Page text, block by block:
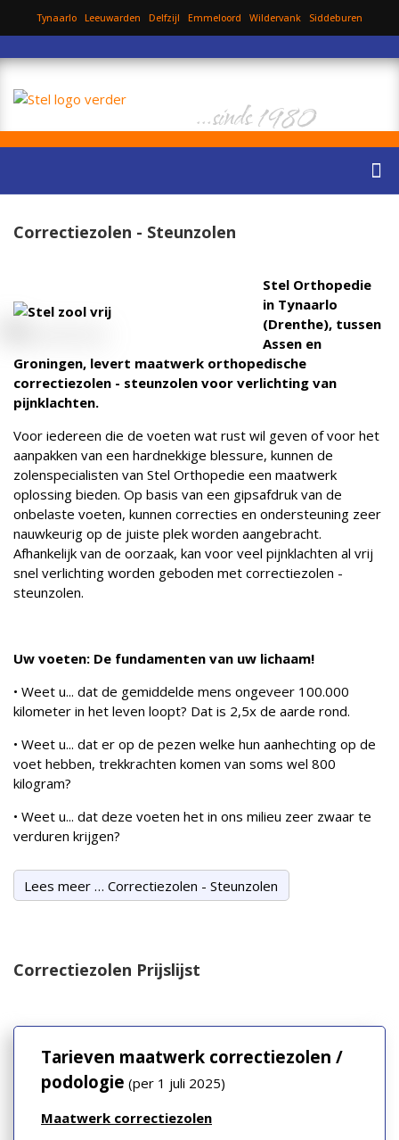
Tynaarlo Leeuwarden Delfzijl Emmeloord Wildervank Siddeburen
...sinds 1980
Correctiezolen - Steunzolen
Stel Orthopedie
in Tynaarlo
(Drenthe), tussen
Assen en
Groningen, levert maatwerk orthopedische
correctiezolen - steunzolen voor verlichting van
pijnklachten.
Voor iedereen die de voeten wat rust wil geven of voor het
aanpakken van een hardnekkige blessure, kunnen de
zolenspecialisten van Stel Orthopedie een maatwerk
oplossing bieden. Op basis van een gipsafdruk van de
onbelaste voeten, kunnen correcties en ondersteuning zeer
nauwkeurig op de juiste plek worden aangebracht.
Afhankelijk van de oorzaak, kan voor veel pijnklachten al vrij
snel verlichting worden geboden met correctiezolen -
steunzolen.
Uw voeten: De fundamenten van uw lichaam!
• Weet u... dat de gemiddelde mens ongeveer 100.000
kilometer in het leven loopt? Dat is 2,5x de aarde rond.
• Weet u... dat er op de pezen welke hun aanhechting op de
voet hebben, trekkrachten komen van soms wel 800
kilogram?
• Weet u... dat deze voeten het in ons milieu zeer zwaar te
verduren krijgen?
Lees meer … Correctiezolen - Steunzolen
Correctiezolen Prijslijst
Tarieven maatwerk correctiezolen /
podologie (per 1 juli 2025)
Maatwerk correctiezolen